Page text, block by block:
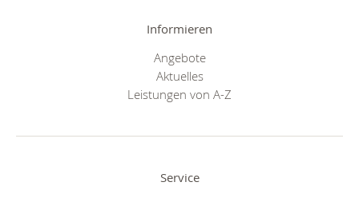
Informieren
Angebote
Aktuelles
Leistungen von A-Z
Service